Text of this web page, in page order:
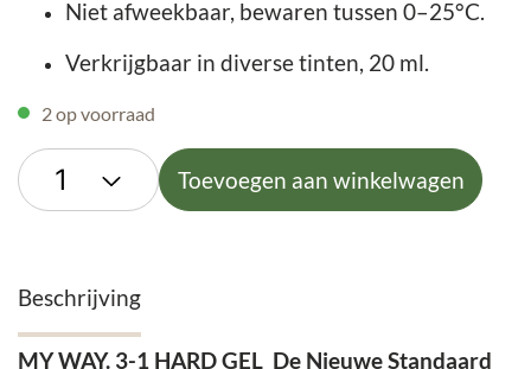
Niet afweekbaar, bewaren tussen 0–25°C.
Verkrijgbaar in diverse tinten, 20 ml.
2 op voorraad
Toevoegen aan winkelwagen
Beschrijving
MY WAY. 3-1 HARD GEL De Nieuwe Standaard